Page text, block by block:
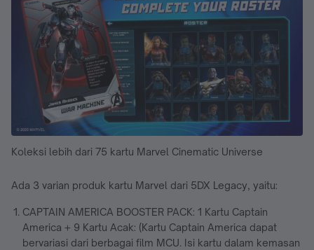
Koleksi lebih dari 75 kartu Marvel Cinematic Universe
Ada 3 varian produk kartu Marvel dari 5DX Legacy, yaitu:
CAPTAIN AMERICA BOOSTER PACK: 1 Kartu Captain
America + 9 Kartu Acak: (Kartu Captain America dapat
bervariasi dari berbagai film MCU. Isi kartu dalam kemasan